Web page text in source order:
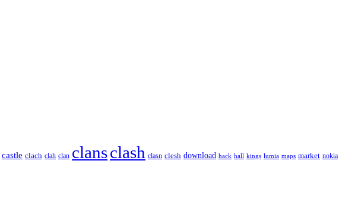
castle clach clah clan clansclash clasn clesh download hack hall kings lumia maps market nokia